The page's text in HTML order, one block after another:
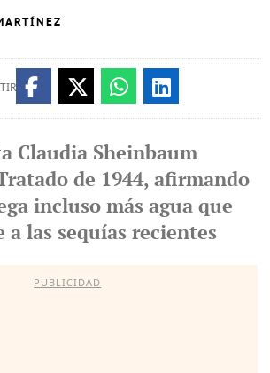
Claudia Sheinbaum
de 1944, afirmando
incluso más agua que
a las sequías recientes
PUBLICIDAD